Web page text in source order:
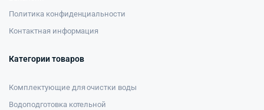
Политика конфиденциальности
Контактная информация
Категории товаров
Комплектующие для очистки воды
Водоподготовка котельной